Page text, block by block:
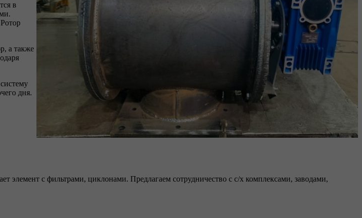
в
а также
дня.
элемент с фильтрами, циклонами. Предлагаем сотрудничество с с/х комплексами, заводами,